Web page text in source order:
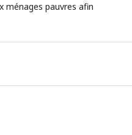
ménages pauvres afin